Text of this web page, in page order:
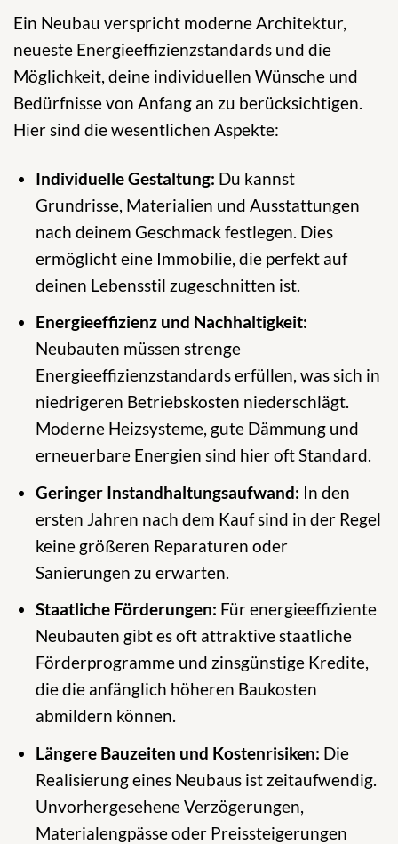
Ein Neubau verspricht moderne Architektur,
neueste Energieeffizienzstandards und die
Möglichkeit, deine individuellen Wünsche und
Bedürfnisse von Anfang an zu berücksichtigen.
Hier sind die wesentlichen Aspekte:
Individuelle Gestaltung: Du kannst
Grundrisse, Materialien und Ausstattungen
nach deinem Geschmack festlegen. Dies
ermöglicht eine Immobilie, die perfekt auf
deinen Lebensstil zugeschnitten ist.
Energieeffizienz und Nachhaltigkeit:
Neubauten müssen strenge
Energieeffizienzstandards erfüllen, was sich in
niedrigeren Betriebskosten niederschlägt.
Moderne Heizsysteme, gute Dämmung und
erneuerbare Energien sind hier oft Standard.
Geringer Instandhaltungsaufwand: In den
ersten Jahren nach dem Kauf sind in der Regel
keine größeren Reparaturen oder
Sanierungen zu erwarten.
Staatliche Förderungen: Für energieeffiziente
Neubauten gibt es oft attraktive staatliche
Förderprogramme und zinsgünstige Kredite,
die die anfänglich höheren Baukosten
abmildern können.
Längere Bauzeiten und Kostenrisiken: Die
Realisierung eines Neubaus ist zeitaufwendig.
Unvorhergesehene Verzögerungen,
Materialengpässe oder Preissteigerungen